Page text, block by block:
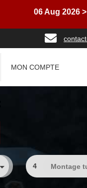
06 Aug 2026 > > >
MON COMPTE
4